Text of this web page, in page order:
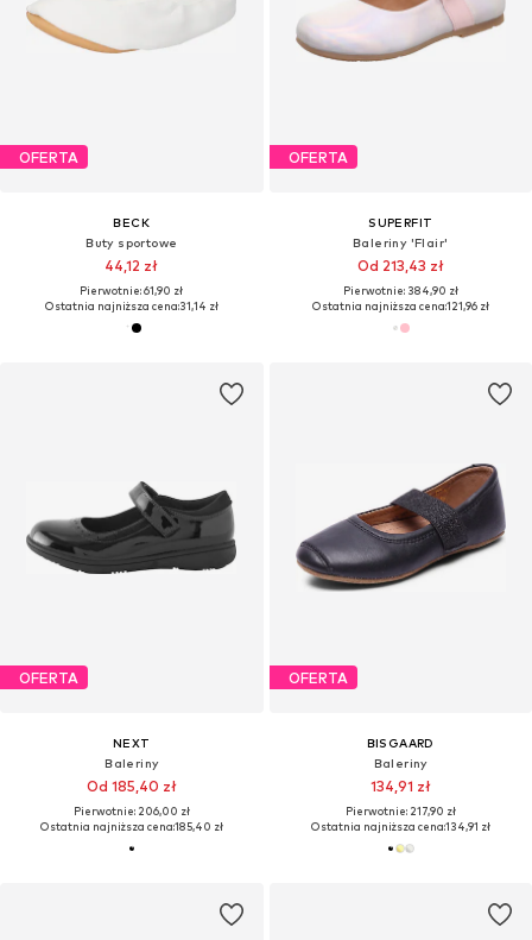
OFERTA
BECK
Buty sportowe
44,12 zł
Pierwotnie: 61,90 zł
Ostatnia najniższa cena:31,14 zł
OFERTA
SUPERFIT
Baleriny 'Flair'
Od 213,43 zł
Pierwotnie: 384,90 zł
Ostatnia najniższa cena:121,96 zł
OFERTA
NEXT
Baleriny
Od 185,40 zł
Pierwotnie: 206,00 zł
Ostatnia najniższa cena:185,40 zł
OFERTA
BISGAARD
Baleriny
134,91 zł
Pierwotnie: 217,90 zł
Ostatnia najniższa cena:134,91 zł